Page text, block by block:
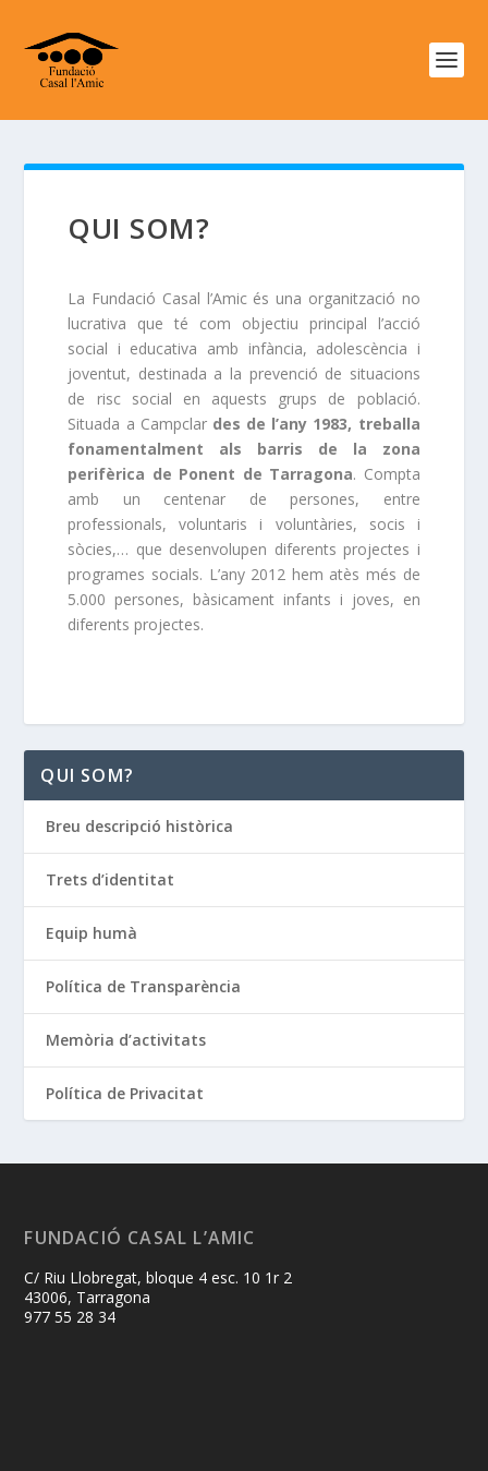
QUI SOM?
La Fundació Casal l’Amic és una organització no
lucrativa que té com objectiu principal l’acció
social i educativa amb infància, adolescència i
joventut, destinada a la prevenció de situacions
de risc social en aquests grups de població.
Situada a Campclar des de l’any 1983, treballa
fonamentalment als barris de la zona
perifèrica de Ponent de Tarragona. Compta
amb un centenar de persones, entre
professionals, voluntaris i voluntàries, socis i
sòcies,… que desenvolupen diferents projectes i
programes socials. L’any 2012 hem atès més de
5.000 persones, bàsicament infants i joves, en
diferents projectes.
QUI SOM?
Breu descripció històrica
Trets d’identitat
Equip humà
Política de Transparència
Memòria d’activitats
Política de Privacitat
FUNDACIÓ CASAL L’AMIC
C/ Riu Llobregat, bloque 4 esc. 10 1r 2
43006, Tarragona
977 55 28 34